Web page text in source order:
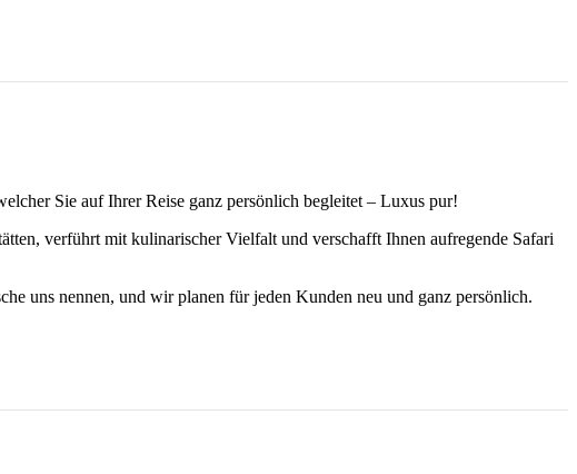
Sie auf Ihrer Reise ganz persönlich begleitet – Luxus pur!
verführt mit kulinarischer Vielfalt und verschafft Ihnen aufregende Safari
uns nennen, und wir planen für jeden Kunden neu und ganz persönlich.